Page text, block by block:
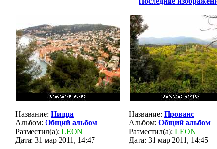
Название: Ницца
Альбом: Общий альбом
Разместил(а): LEON
Дата: 31 мар 2011, 14:47
Название: Прованс
Альбом: Общий альбом
Разместил(а): LEON
Дата: 31 мар 2011, 14:45